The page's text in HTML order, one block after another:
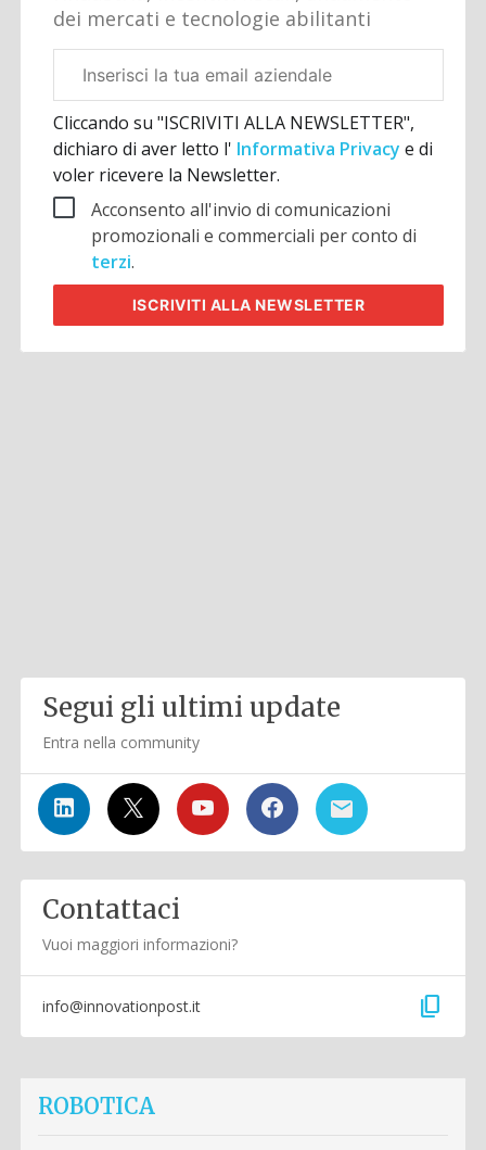
dei mercati e tecnologie abilitanti
aziendale
Cliccando su "ISCRIVITI ALLA NEWSLETTER",
dichiaro di aver letto l' Informativa Privacye di
voler ricevere la Newsletter.
Acconsento all'invio di comunicazioni
promozionali e commerciali per conto di
terzi.
ISCRIVITI ALLA NEWSLETTER
Segui gli ultimi update
Entra nella community
Contattaci
Vuoi maggiori informazioni?
info@innovationpost.it content_copy
ROBOTICA